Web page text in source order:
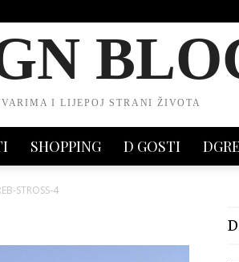
I LIJEPOJ STRANI ŽIVOTA
SHOPPING D GOSTI
STROSS-4